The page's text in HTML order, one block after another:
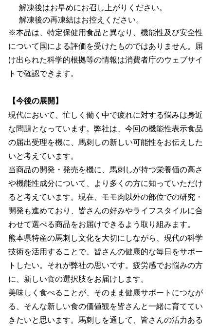
解凍後はお早めにお召し上がりください。
解凍後の再凍結はお控えください。
※本品は、特定保健用食品と異なり、機能性及び安全性
について国による評価を受けたものではありません。届
け出られた科学的根拠等の情報は消費者庁のウェブサイ
トで確認できます。
【今後の展開】
現代において、忙しく働く中で疲れに対する悩みは身近
な問題となっています。弊社は、今回の機能性表示食品
の届出受理を機に、馬刺しの新しい可能性をお伝えした
いと考えています。
当商品の開発・発売を機に、馬刺しが持つ栄養価の高さ
や機能性成分について、より多くの方に知っていただけ
ると考えています。現在、モモ肉以外の部位での研究・
開発も進めており、皆さんの好みやライフスタイルに合
わせて選べる商品をお届けできるよう取り組みます。
熊本県特産の馬刺し文化を大切にしながら、現代の科学
技術を活用することで、皆さんの健康的な毎日をサポー
トしたい。それが弊社の思いです。疲労感でお悩みの方
に、新しい食の選択肢をお届けします。
美味しく食べることが、そのまま健康サポートにつなが
る、そんな新しい食の価値観を皆さんと一緒に育ててい
きたいと思います。馬刺しを通して、皆さんの活力ある